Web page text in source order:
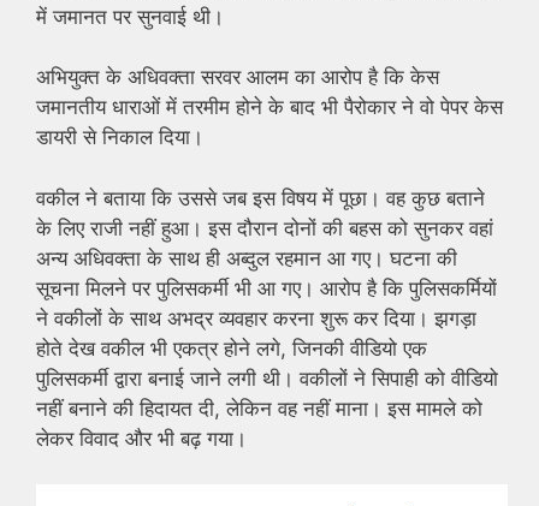
में जमानत पर सुनवाई थी।
अभियुक्त के अधिवक्ता सरवर आलम का आरोप है कि केस
जमानतीय धाराओं में तरमीम होने के बाद भी पैरोकार ने वो पेपर केस
डायरी से निकाल दिया।
वकील ने बताया कि उससे जब इस विषय में पूछा। वह कुछ बताने
के लिए राजी नहीं हुआ। इस दौरान दोनों की बहस को सुनकर वहां
अन्य अधिवक्ता के साथ ही अब्दुल रहमान आ गए। घटना की
सूचना मिलने पर पुलिसकर्मी भी आ गए। आरोप है कि पुलिसकर्मियों
ने वकीलों के साथ अभद्र व्यवहार करना शुरू कर दिया। झगड़ा
होते देख वकील भी एकत्र होने लगे, जिनकी वीडियो एक
पुलिसकर्मी द्वारा बनाई जाने लगी थी। वकीलों ने सिपाही को वीडियो
नहीं बनाने की हिदायत दी, लेकिन वह नहीं माना। इस मामले को
लेकर विवाद और भी बढ़ गया।